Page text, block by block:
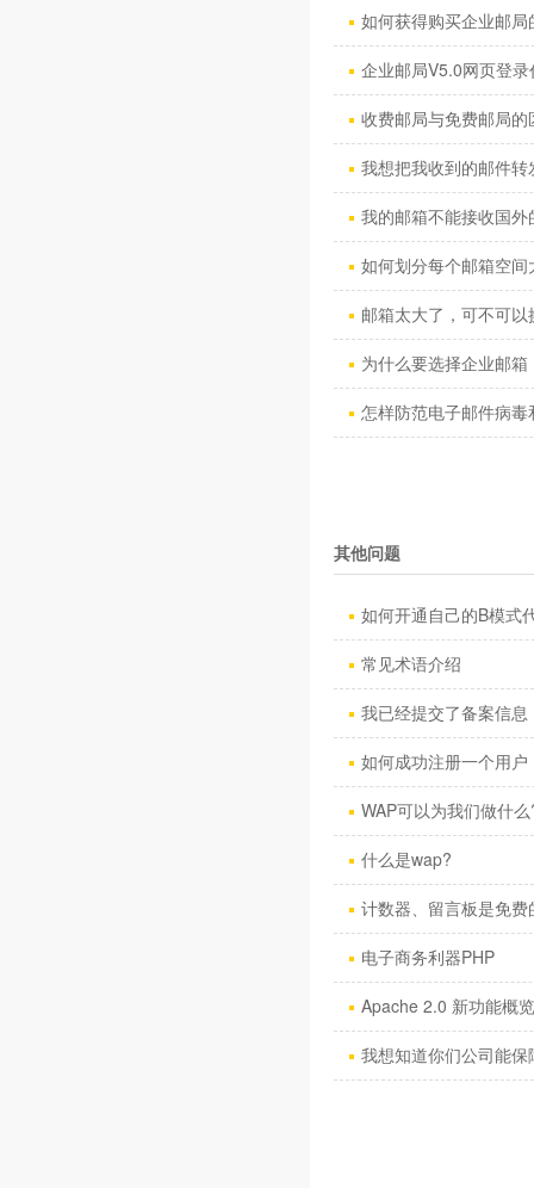
如何获得购买企业邮局
企业邮局V5.0网页登录
收费邮局与免费邮局的
我想把我收到的邮件
我的邮箱不能接收国
如何划分每个邮箱空间
邮箱太大了，可不可
为什么要选择企业邮箱
怎样防范电子邮件病毒
其他问题
如何开通自己的B模式
常见术语介绍
我已经提交了备案信
如何成功注册一个用户
WAP可以为我们做什
什么是wap?
计数器、留言板是免费
电子商务利器PHP
Apache 2.0 新功能概览
我想知道你们公司能